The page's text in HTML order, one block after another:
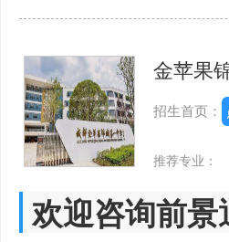
金苹果
招生首页：
推荐专业：
欢迎咨询前